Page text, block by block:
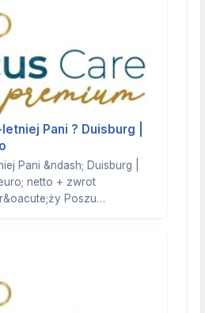
Pani ? Duisburg |
Pani &ndash; Duisburg |
netto + zwrot
Poszu…